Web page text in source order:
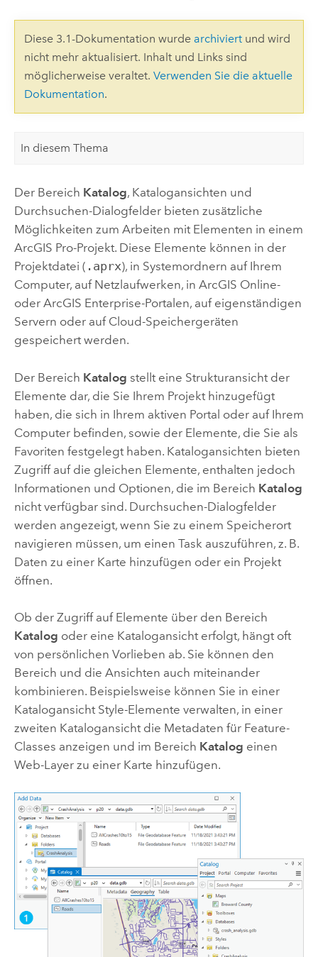
Diese 3.1-Dokumentation wurde archiviertund wird
nicht mehr aktualisiert. Inhalt und Links sind
möglicherweise veraltet. Verwenden Sie die aktuelle
Dokumentation.
In diesem Thema
Der Bereich Katalog, Katalogansichten und
Durchsuchen-Dialogfelder bieten zusätzliche
Möglichkeiten zum Arbeiten mit Elementen in einem
ArcGIS Pro-Projekt. Diese Elemente können in der
Projektdatei ( .aprx), in Systemordnern auf Ihrem
Computer, auf Netzlaufwerken, in ArcGIS Online-
oder ArcGIS Enterprise-Portalen, auf eigenständigen
Servern oder auf Cloud-Speichergeräten
gespeichert werden.
Der Bereich Katalog stellt eine Strukturansicht der
Elemente dar, die Sie Ihrem Projekt hinzugefügt
haben, die sich in Ihrem aktiven Portal oder auf Ihrem
Computer befinden, sowie der Elemente, die Sie als
Favoriten festgelegt haben. Katalogansichten bieten
Zugriff auf die gleichen Elemente, enthalten jedoch
Informationen und Optionen, die im Bereich Katalog
nicht verfügbar sind. Durchsuchen-Dialogfelder
werden angezeigt, wenn Sie zu einem Speicherort
navigieren müssen, um einen Task auszuführen, z. B.
Daten zu einer Karte hinzufügen oder ein Projekt
öffnen.
Ob der Zugriff auf Elemente über den Bereich
Katalog oder eine Katalogansicht erfolgt, hängt oft
von persönlichen Vorlieben ab. Sie können den
Bereich und die Ansichten auch miteinander
kombinieren. Beispielsweise können Sie in einer
Katalogansicht Style-Elemente verwalten, in einer
zweiten Katalogansicht die Metadaten für Feature-
Classes anzeigen und im Bereich Katalog einen
Web-Layer zu einer Karte hinzufügen.